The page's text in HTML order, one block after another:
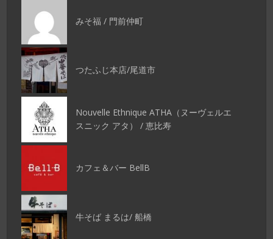
みそ福 / 門前仲町
つたふじ本店/尾道市
Nouvelle Ethnique ATHA（ヌーヴェルエ
スニック アタ） / 恵比寿
カフェ＆バー BellB
牛そば まるは/ 船橋